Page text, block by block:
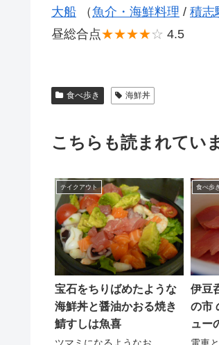
大船 （魚介・海鮮料理 / 積志
昼総合点★★★★☆ 4.5
食べ歩き 海鮮丼
こちらも読まれてい
テイクアウト
宝石をちりばめたような
海鮮丼と醤油かおる焼き
鯖すしは魚喜
食べ歩き
伊豆
の市
ュー